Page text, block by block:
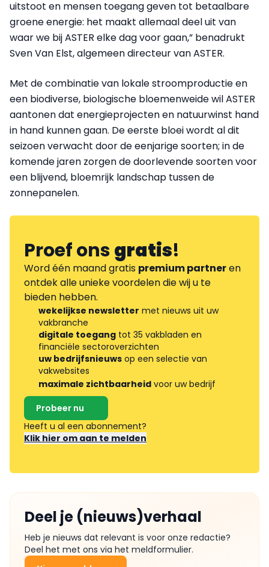
uitstoot en mensen toegang geven tot betaalbare
groene energie: het maakt allemaal deel uit van
waar we bij ASTER elke dag voor gaan,” benadrukt
Sven Van Elst, algemeen directeur van ASTER.
Met de combinatie van lokale stroomproductie en
een biodiverse, biologische bloemenweide wil ASTER
aantonen dat energieprojecten en natuurwinst hand
in hand kunnen gaan. De eerste bloei wordt al dit
seizoen verwacht door de eenjarige soorten; in de
komende jaren zorgen de doorlevende soorten voor
een blijvend, bloemrijk landschap tussen de
zonnepanelen.
Proef onsgratis!
Word één maand gratis premium partneren
ontdek alle unieke voordelen die wij u te
bieden hebben.
wekelijkse newsletter met nieuws uit uw
vakbranche
digitale toegang tot 35 vakbladen en
financiële sectoroverzichten
uw bedrijfsnieuws op een selectie van
vakwebsites
maximale zichtbaarheid voor uw bedrijf
Probeer nu
Heeft u al een abonnement?
Klik hier om aan te melden
Deel je (nieuws)verhaal
Heb je nieuws dat relevant is voor onze redactie?
Deel het met ons via het meldformulier.